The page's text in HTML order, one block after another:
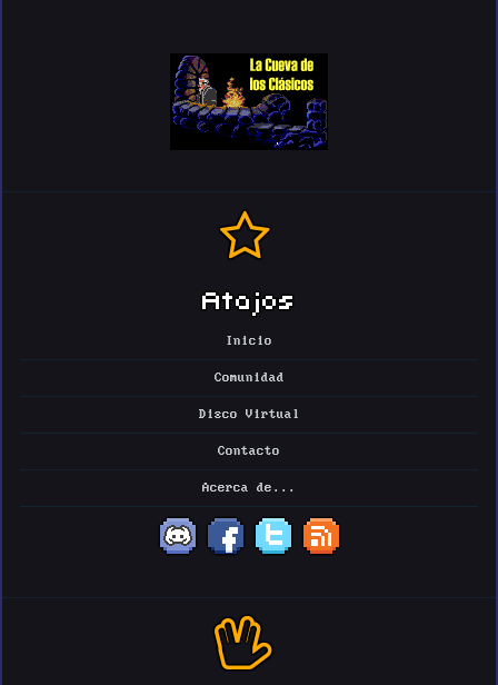
Atajos
Inicio
Comunidad
Disco Virtual
Contacto
Acerca de...